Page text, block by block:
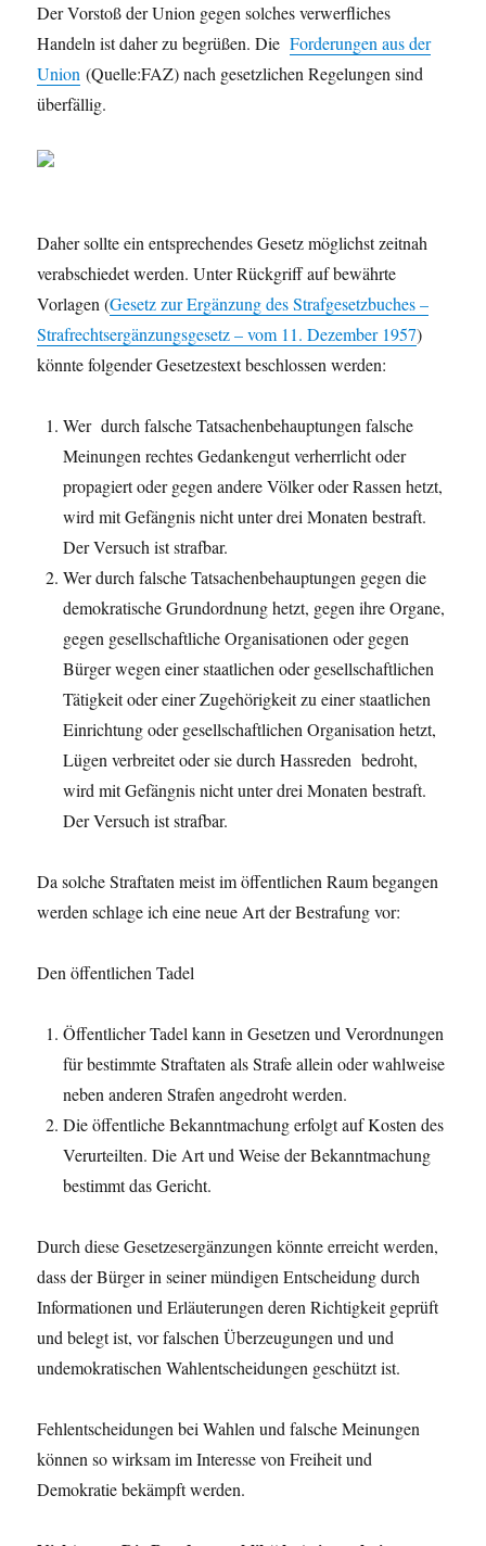
Der Vorstoß der Union gegen solches verwerfliches
Handeln ist daher zu begrüßen. DieForderungen aus der
Union (Quelle:FAZ) nach gesetzlichen Regelungen sind
überfällig.
Daher sollte ein entsprechendes Gesetz möglichst zeitnah
verabschiedet werden. Unter Rückgriff auf bewährte
Vorlagen (Gesetz zur Ergänzung des Strafgesetzbuches –
Strafrechtsergänzungsgesetz – vom 11. Dezember 1957)
könnte folgender Gesetzestext beschlossen werden:
Wer durch falsche Tatsachenbehauptungen falsche
Meinungen rechtes Gedankengut verherrlicht oder
propagiert oder gegen andere Völker oder Rassen hetzt,
wird mit Gefängnis nicht unter drei Monaten bestraft.
Der Versuch ist strafbar.
Wer durch falsche Tatsachenbehauptungen gegen die
demokratische Grundordnung hetzt, gegen ihre Organe,
gegen gesellschaftliche Organisationen oder gegen
Bürger wegen einer staatlichen oder gesellschaftlichen
Tätigkeit oder einer Zugehörigkeit zu einer staatlichen
Einrichtung oder gesellschaftlichen Organisation hetzt,
Lügen verbreitet oder sie durch Hassreden bedroht,
wird mit Gefängnis nicht unter drei Monaten bestraft.
Der Versuch ist strafbar.
Da solche Straftaten meist im öffentlichen Raum begangen
werden schlage ich eine neue Art der Bestrafung vor:
Den öffentlichen Tadel
Öffentlicher Tadel kann in Gesetzen und Verordnungen
für bestimmte Straftaten als Strafe allein oder wahlweise
neben anderen Strafen angedroht werden.
Die öffentliche Bekanntmachung erfolgt auf Kosten des
Verurteilten. Die Art und Weise der Bekanntmachung
bestimmt das Gericht.
Durch diese Gesetzesergänzungen könnte erreicht werden,
dass der Bürger in seiner mündigen Entscheidung durch
Informationen und Erläuterungen deren Richtigkeit geprüft
und belegt ist, vor falschen Überzeugungen und und
undemokratischen Wahlentscheidungen geschützt ist.
Fehlentscheidungen bei Wahlen und falsche Meinungen
können so wirksam im Interesse von Freiheit und
Demokratie bekämpft werden.